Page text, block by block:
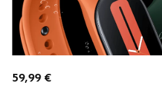
59,99 €